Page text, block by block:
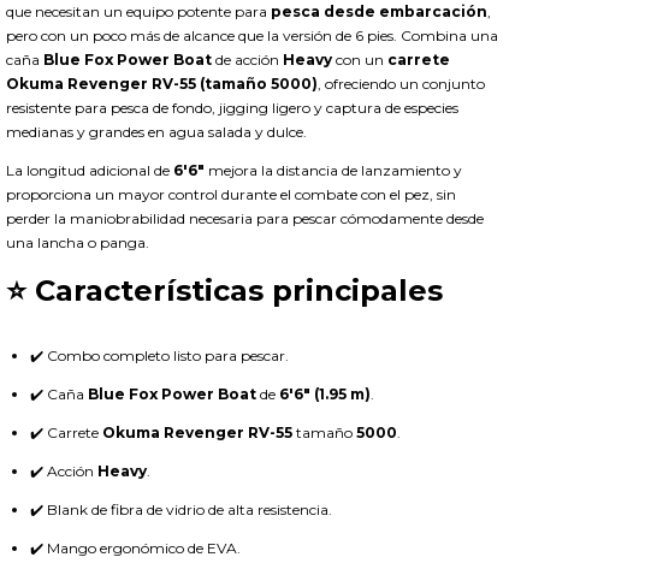
que necesitan un equipo potente para pesca desde embarcación
pero con un poco más de alcance que la versión de 6 pies. Combina una
caña Blue Fox Power Boat de acción Heavy con un carrete
Okuma Revenger RV-55 (tamaño 5000) , ofreciendo un conjunto
resistente para pesca de fondo, jigging ligero y captura de especies
medianas y grandes en agua salada y dulce.
La longitud adicional de 6'6" mejora la distancia de lanzamiento y
proporciona un mayor control durante el combate con el pez, sin
perder la maniobrabilidad necesaria para pescar cómodamente desde
una lancha o panga.
⭐ Características principales
✔️ Combo completo listo para pescar.
✔️ Caña Blue Fox Power Boat de 6'6" (1.95 m)
✔️ Carrete Okuma Revenger RV-55 tamaño 5000
✔️ Acción Heavy
✔️ Blank de fibra de vidrio de alta resistencia.
✔️ Mango ergonómico de EVA.